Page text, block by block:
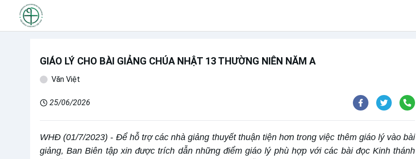
GIÁO LÝ CHO BÀI GIẢNG CHÚA NHẬT 13 THƯỜNG NIÊN NĂM A
Văn Việt
25/06/2026
WHĐ (01/7/2023) - Để hỗ trợ các nhà giảng thuyết thuận tiện hơn trong việc thêm giáo lý vào bài
giảng, Ban Biên tập xin được trích dẫn những điểm giáo lý phù hợp với các bài đọc Kinh thánh